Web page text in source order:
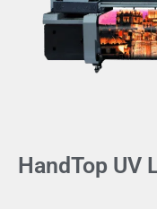
HandTop UV